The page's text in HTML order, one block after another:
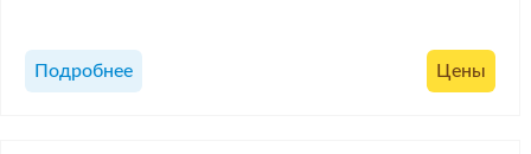
Подробнее Цены